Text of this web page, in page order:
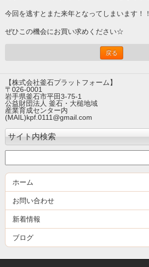
今回を逃すとまた来年となってしまいます！！
ぜひこの機会にお買い求めください☆
戻る
【株式会社釜石プラットフォーム】
〒026-0001
岩手県釜石市平田3-75-1
公益財団法人 釜石・大槌地域
産業育成センター内
(MAIL)kpf.0111@gmail.com
サイト内検索
ホーム
お問い合わせ
新着情報
ブログ